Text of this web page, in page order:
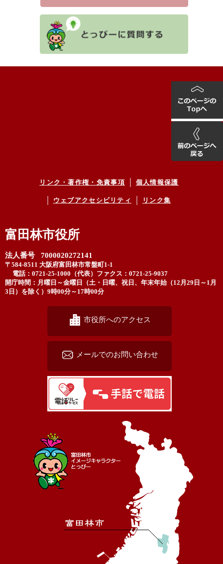
リンク・著作権・免責事項 個人情報保護
ウェブアクセシビリティ リンク集
富田林市役所
法人番号 7000020272141
〒584-8511 大阪府富田林市常盤町1-1
電話：0721-25-1000（代表） ファクス：0721-25-9037
開庁時間：月曜日～金曜日（土・日曜、祝日、年末年始（12月29日～1月
3日）を除く）9時00分～17時00分
市役所へのアクセス
メールでのお問い合わせ